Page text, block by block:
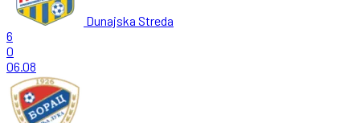
Dunajska Streda
6
0
06.08